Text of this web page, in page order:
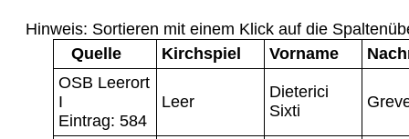
Hinweis: Sortieren mit einem Klick auf die
Quelle
Kirchspiel Vorname
OSB Leerort
I
Eintrag: 584
Leer
Dieterici
Sixti